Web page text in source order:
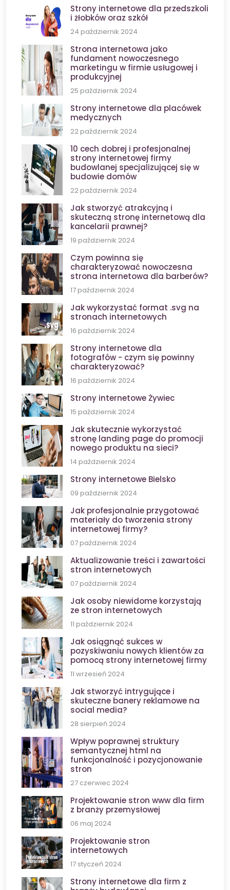
Strony internetowe dla przedszkoli
i żłobków oraz szkół
24 październik 2024
Strona internetowa jako
fundament nowoczesnego
marketingu w firmie usługowej i
produkcyjnej
25 październik 2024
Strony internetowe dla placówek
medycznych
22 październik 2024
10 cech dobrej i profesjonalnej
strony internetowej firmy
budowlanej specjalizującej się w
budowie domów
22 październik 2024
Jak stworzyć atrakcyjną i
skuteczną stronę internetową dla
kancelarii prawnej?
19 październik 2024
Czym powinna się
charakteryzować nowoczesna
strona internetowa dla barberów?
17 październik 2024
Jak wykorzystać format .svg na
stronach internetowych
16 październik 2024
Strony internetowe dla
fotografów - czym się powinny
charakteryzować?
16 październik 2024
Strony internetowe Żywiec
15 październik 2024
Jak skutecznie wykorzystać
stronę landing page do promocji
nowego produktu na sieci?
14 październik 2024
Strony internetowe Bielsko
09 październik 2024
Jak profesjonalnie przygotować
materiały do tworzenia strony
internetowej firmy?
07 październik 2024
Aktualizowanie treści i zawartości
stron internetowych
07 październik 2024
Jak osoby niewidome korzystają
ze stron internetowych
11 październik 2024
Jak osiągnąć sukces w
pozyskiwaniu nowych klientów za
pomocą strony internetowej firmy
11 wrzesień 2024
Jak stworzyć intrygujące i
skuteczne banery reklamowe na
social media?
28 sierpień 2024
Wpływ poprawnej struktury
semantycznej html na
funkcjonalność i pozycjonowanie
stron
27 czerwiec 2024
Projektowanie stron www dla firm
z branży przemysłowej
06 maj 2024
Projektowanie stron
internetowych
17 styczeń 2024
Strony internetowe dla firm z